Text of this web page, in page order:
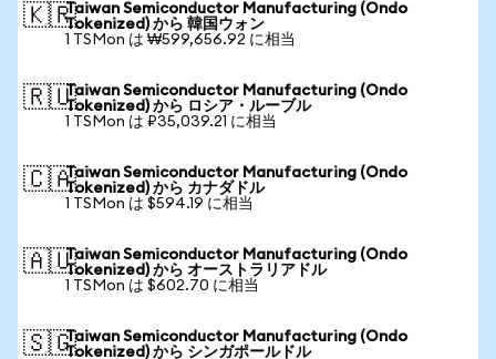
🇰🇷Taiwan Semiconductor Manufacturing (Ondo
Tokenized) から 韓国ウォン
1 TSMon は ₩599,656.92 に相当
🇷🇺Taiwan Semiconductor Manufacturing (Ondo
Tokenized) から ロシア・ルーブル
1 TSMon は ₽35,039.21 に相当
🇨🇦Taiwan Semiconductor Manufacturing (Ondo
Tokenized) から カナダドル
1 TSMon は $594.19 に相当
🇦🇺Taiwan Semiconductor Manufacturing (Ondo
Tokenized) から オーストラリアドル
1 TSMon は $602.70 に相当
🇸🇬Taiwan Semiconductor Manufacturing (Ondo
Tokenized) から シンガポールドル